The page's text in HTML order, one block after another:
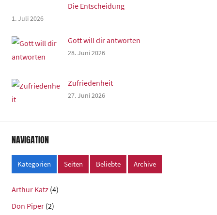
Die Entscheidung
1. Juli 2026
Gott will dir antworten
28. Juni 2026
Zufriedenheit
27. Juni 2026
NAVIGATION
Kategorien Seiten Beliebte Archive
Arthur Katz (4)
Don Piper (2)